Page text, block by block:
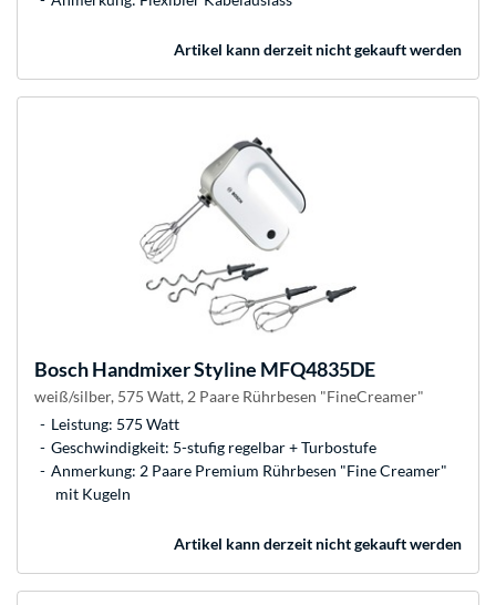
Artikel kann derzeit nicht gekauft werden
BoschHandmixer Styline MFQ4835DE
weiß/silber, 575 Watt, 2 Paare Rührbesen "FineCreamer"
Leistung: 575 Watt
Geschwindigkeit: 5-stufig regelbar + Turbostufe
Anmerkung: 2 Paare Premium Rührbesen "Fine Creamer"
mit Kugeln
Artikel kann derzeit nicht gekauft werden